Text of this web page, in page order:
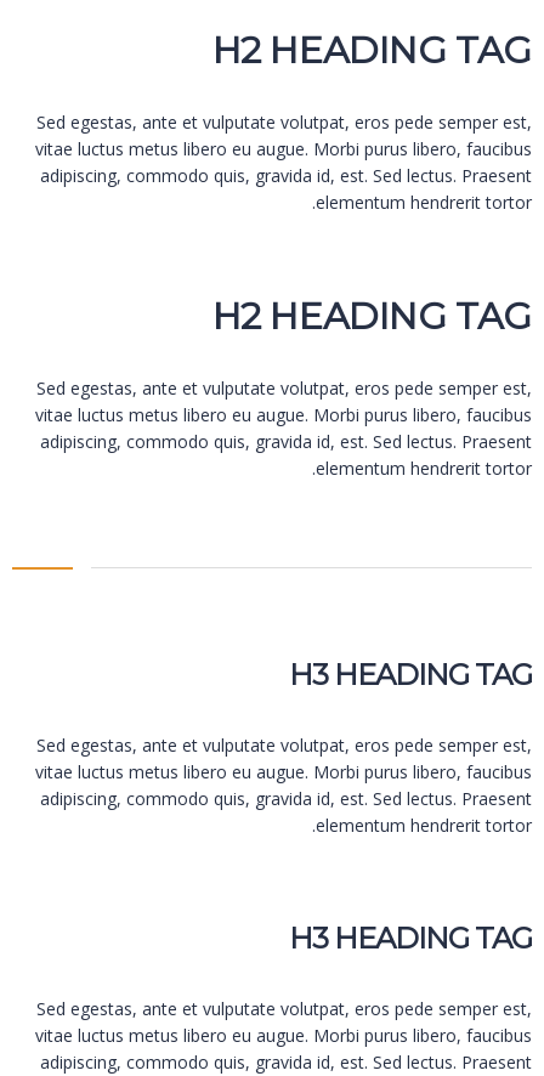
H2 HEADING TAG
Sed egestas, ante et vulputate volutpat, eros pede semper est,
vitae luctus metus libero eu augue. Morbi purus libero, faucibus
adipiscing, commodo quis, gravida id, est. Sed lectus. Praesent
elementum hendrerit tortor.
H2 HEADING TAG
Sed egestas, ante et vulputate volutpat, eros pede semper est,
vitae luctus metus libero eu augue. Morbi purus libero, faucibus
adipiscing, commodo quis, gravida id, est. Sed lectus. Praesent
elementum hendrerit tortor.
H3 HEADING TAG
Sed egestas, ante et vulputate volutpat, eros pede semper est,
vitae luctus metus libero eu augue. Morbi purus libero, faucibus
adipiscing, commodo quis, gravida id, est. Sed lectus. Praesent
elementum hendrerit tortor.
H3 HEADING TAG
Sed egestas, ante et vulputate volutpat, eros pede semper est,
vitae luctus metus libero eu augue. Morbi purus libero, faucibus
adipiscing, commodo quis, gravida id, est. Sed lectus. Praesent